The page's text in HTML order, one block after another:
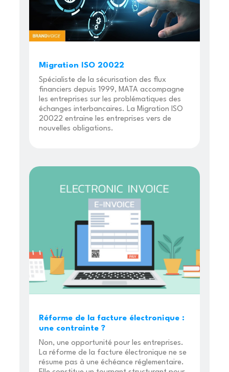
Migration ISO 20022
Spécialiste de la sécurisation des flux
financiers depuis 1999, MATA accompagne
les entreprises sur les problématiques des
échanges interbancaires. La Migration ISO
20022 entraine les entreprises vers de
nouvelles obligations.
Réforme de la facture électronique :
une contrainte ?
Non, une opportunité pour les entreprises.
La réforme de la facture électronique ne se
résume pas à une échéance réglementaire.